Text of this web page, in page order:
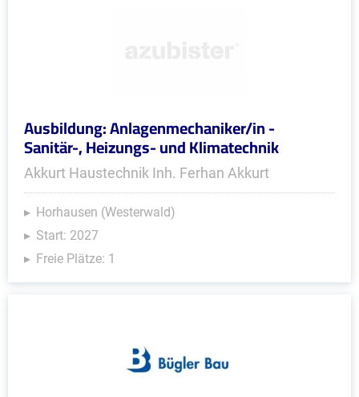
Ausbildung: Anlagenmechaniker/in -
Sanitär-, Heizungs- und Klimatechnik
Akkurt Haustechnik Inh. Ferhan Akkurt
Horhausen (Westerwald)
Start: 2027
Freie Plätze: 1